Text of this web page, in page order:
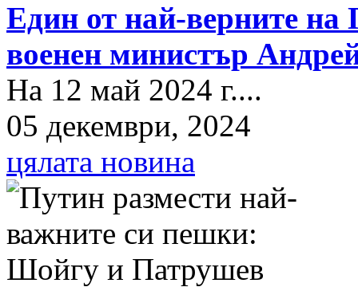
Един от най-верните на
военен министър
На 12 май 2024 г....
05 декември, 2024
цялата новина